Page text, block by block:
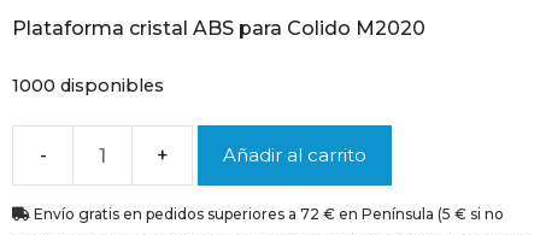
Plataforma cristal ABS para Colido M2020
1000 disponibles
Añadir al carrito
Envío gratis en pedidos superiores a 72 € en Península (5 € si no